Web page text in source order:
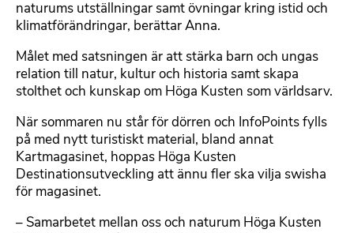
naturums utställningar samt övningar kring istid och
klimatförändringar, berättar Anna.
Målet med satsningen är att stärka barn och ungas
relation till natur, kultur och historia samt skapa
stolthet och kunskap om Höga Kusten som världsarv.
När sommaren nu står för dörren och InfoPoints fylls
på med nytt turistiskt material, bland annat
Kartmagasinet, hoppas Höga Kusten
Destinationsutveckling att ännu fler ska vilja swisha
för magasinet.
– Samarbetet mellan oss och naturum Höga Kusten